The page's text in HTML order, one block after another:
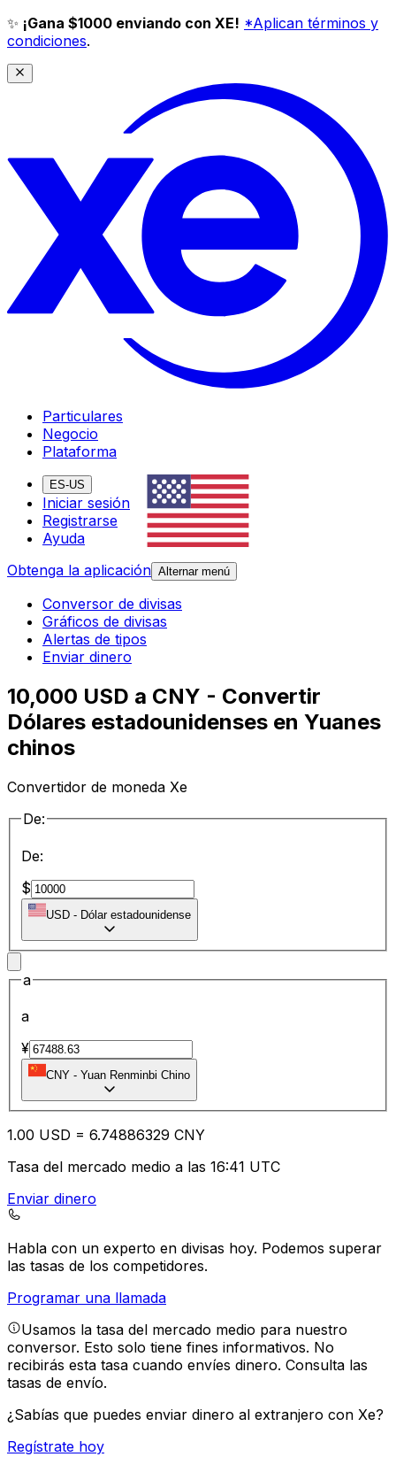
✨ ¡Gana $1000 enviando con XE! *Aplican términos y
condiciones.
Particulares
Negocio
Plataforma
ES-US
Iniciar sesión
Registrarse
Ayuda
Obtenga la aplicación Alternar menú
Conversor de divisas
Gráficos de divisas
Alertas de tipos
Enviar dinero
10,000 USD a CNY - Convertir
Dólares estadounidenses en Yuanes
chinos
Convertidor de moneda Xe
De:
De:
$
USD - Dólar estadounidense
a
a
¥
CNY - Yuan Renminbi Chino
1.00 USD = 6.74886329 CNY
Tasa del mercado medio a las 16:41 UTC
Enviar dinero
Habla con un experto en divisas hoy. Podemos superar
las tasas de los competidores.
Programar una llamada
Usamos la tasa del mercado medio para nuestro
conversor. Esto solo tiene fines informativos. No
recibirás esta tasa cuando envíes dinero. Consulta las
tasas de envío.
¿Sabías que puedes enviar dinero al extranjero con Xe?
Regístrate hoy